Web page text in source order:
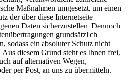
Maßnahmen umgesetzt, um einen
der über diese Internetseite
Daten sicherzustellen. Dennoch
grundsätzlich
sodass ein absoluter Schutz nicht
diesem Grund steht es Ihnen frei,
auf alternativen Wegen,
per Post, an uns zu übermitteln.